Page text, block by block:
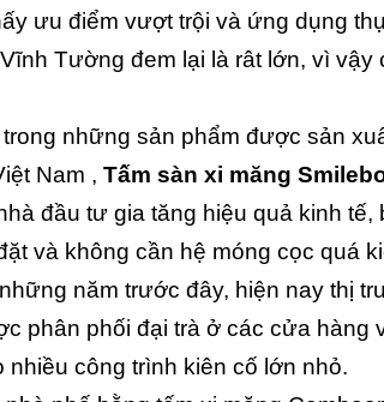
ưu điểm vượt trội và ứng dụng
Tường đem lại là rât lớn, vì
trong những sản phẩm được sản
Nam , Tấm sàn xi măng
đầu tư gia tăng hiệu quả kinh
và không cần hệ móng cọc quá
năm trước đây, hiện nay thị
phân phối đại trà ở các cửa
nhiều công trình kiên cố lớn nhỏ.